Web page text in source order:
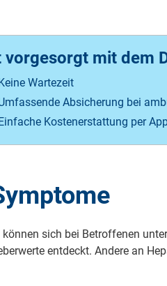
vorgesorgt mit dem
Wartezeit
Absicherung bei
Kostenerstattung per
sich bei Betroffenen
entdeckt. Andere an